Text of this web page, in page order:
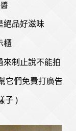
絕品好滋味
櫃
制止說不能拍
它們免費打廣告
子 )